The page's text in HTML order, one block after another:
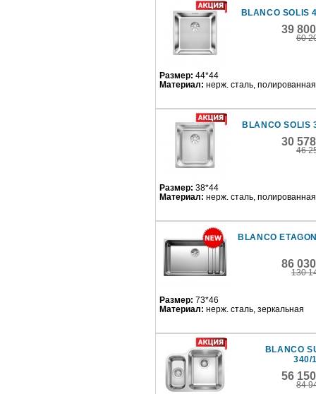
BLANCO SOLIS
39
60
Размер: 44*44
Материал: нерж. сталь, полированная
BLANCO SOLIS
30
46
Размер: 38*44
Материал: нерж. сталь, полированная
BLANCO
86
130
Размер: 73*46
Материал: нерж. сталь, зеркальная
BLANCO
340/
56
84